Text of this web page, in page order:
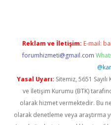
Reklam ve İletişim: E-mail:
forumhizmeti@gmail.com
Yasal Uyarı: Sitemiz, 5651
ve İletişim Kurumu (BTK)
olarak hizmet vermektedir. Bu
olarak denetleme veya araştırma